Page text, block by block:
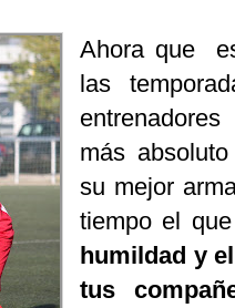
Ahora que
las
más
su mejor
tiempo el
humildad y
tus